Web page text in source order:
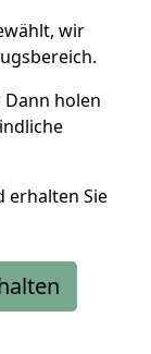
wir
Dann holen
erhalten Sie